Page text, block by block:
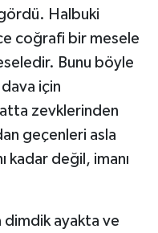
gördü. Halbuki
coğrafi bir mesele
Bunu böyle
için
zevklerinden
geçenleri asla
kadar değil, imanı
dimdik ayakta ve